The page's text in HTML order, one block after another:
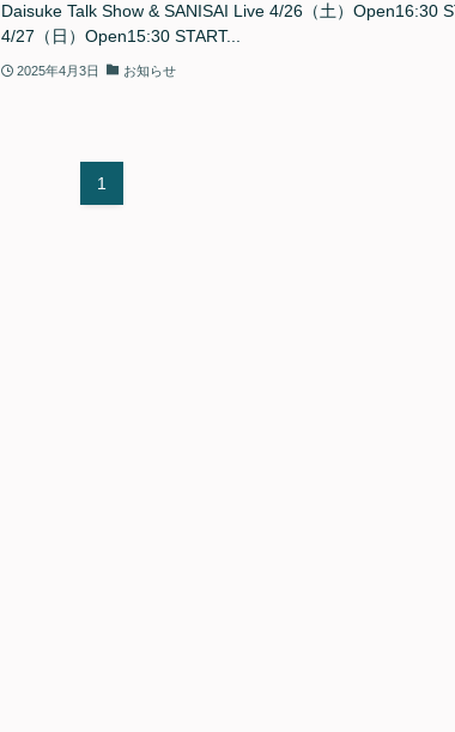
Daisuke Talk Show & SANISAI Live 4/26（土）Open16:30
4/27（日）Open15:30 START...
2025年4月3日 お知らせ
1